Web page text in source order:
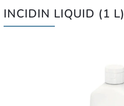
INCIDIN LIQUID (1 L)